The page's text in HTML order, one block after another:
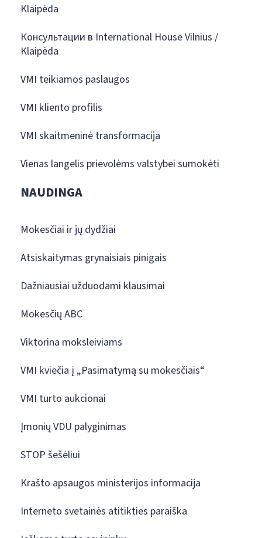
Klaipėda
Консультации в International House Vilnius /
Klaipėda
VMI teikiamos paslaugos
VMI kliento profilis
VMI skaitmeninė transformacija
Vienas langelis prievolėms valstybei sumokėti
NAUDINGA
Mokesčiai ir jų dydžiai
Atsiskaitymas grynaisiais pinigais
Dažniausiai užduodami klausimai
Mokesčių ABC
Viktorina moksleiviams
VMI kviečia į „Pasimatymą su mokesčiais“
VMI turto aukcionai
Įmonių VDU palyginimas
STOP šešėliui
Krašto apsaugos ministerijos informacija
Interneto svetainės atitikties paraiška